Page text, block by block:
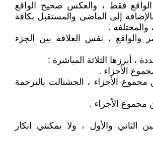
فقط ، والعكس صحيح الواقع
إلى الماضي والمستقبل بكافة
والمختلفة .
والواقع ، نفس العلاقة بين الجزء
، أبرزها الثلاثة المباشرة :
مجموع الأجزاء ، الجشتالت بالترجمة
الثاني والأول ، ولا يمكنني انكار